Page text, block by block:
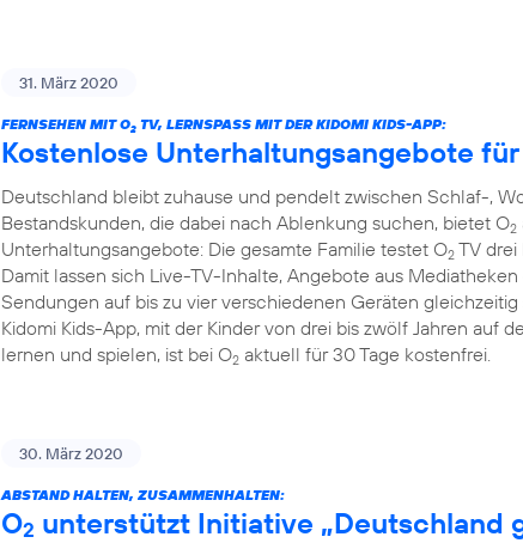
31. März 2020
FERNSEHEN MIT O2 TV, LERNSPASS MIT DER KIDOMI KIDS-APP:
Kostenlose Unterhaltungsangebote
Deutschland bleibt zuhause und pendelt zwischen Schlaf-,
Bestandskunden, die dabei nach Ablenkung suchen, bietet O2
Unterhaltungsangebote: Die gesamte Familie testet O2 TV
Damit lassen sich Live-TV-Inhalte, Angebote aus
Sendungen auf bis zu vier verschiedenen Geräten
Kidomi Kids-App, mit der Kinder von drei bis zwölf Jahren auf
lernen und spielen, ist bei O2 aktuell für 30 Tage kostenfrei.
30. März 2020
ABSTAND HALTEN, ZUSAMMENHALTEN:
O2 unterstützt Initiative „Deutschland